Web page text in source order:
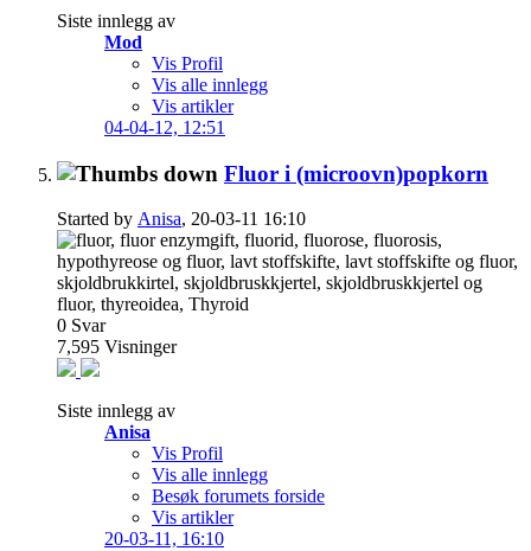
Siste innlegg av
Mod
Vis Profil
Vis alle innlegg
Vis artikler
04-04-12, 12:51
Fluor i (microovn)popkorn
Started by Anisa, 20-03-11 16:10
0 Svar
7,595 Visninger
Siste innlegg av
Anisa
Vis Profil
Vis alle innlegg
Besøk forumets forside
Vis artikler
20-03-11, 16:10